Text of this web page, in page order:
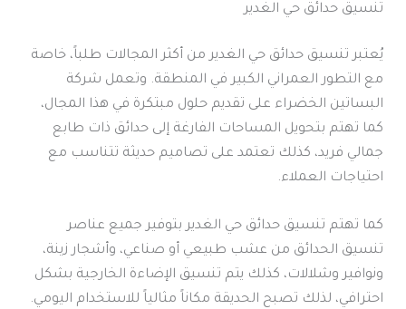
تنسيق حدائق حي الغدير
يُعتبر تنسيق حدائق حي الغدير من أكثر المجالات طلباً، خاصة
مع التطور العمراني الكبير في المنطقة. وتعمل شركة
البساتين الخضراء على تقديم حلول مبتكرة في هذا المجال،
كما تهتم بتحويل المساحات الفارغة إلى حدائق ذات طابع
جمالي فريد، كذلك تعتمد على تصاميم حديثة تتناسب مع
احتياجات العملاء.
كما تهتم تنسيق حدائق حي الغدير بتوفير جميع عناصر
تنسيق الحدائق من عشب طبيعي أو صناعي، وأشجار زينة،
ونوافير وشلالات، كذلك يتم تنسيق الإضاءة الخارجية بشكل
احترافي، لذلك تصبح الحديقة مكاناً مثالياً للاستخدام اليومي.